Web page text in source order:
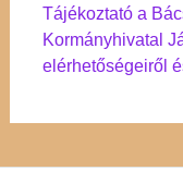
Tájékoztató a
Kormányhivatal
elérhetőségeiről